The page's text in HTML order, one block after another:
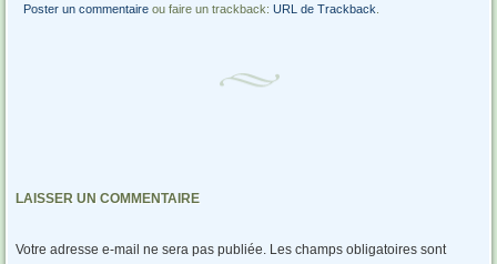
Poster un commentaire ou faire un trackback:URL de Trackback
LAISSER UN COMMENTAIRE
Votre adresse e-mail ne sera pas publiée. Les champs obligatoires sont